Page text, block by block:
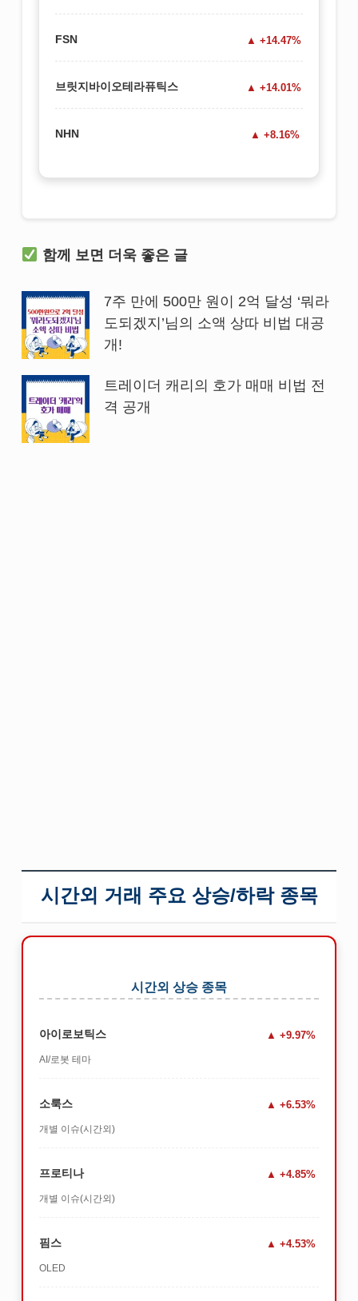
FSN +14.47%
브릿지바이오테라퓨틱스 +14.01%
NHN +8.16%
함께 보면 더욱 좋은 글
7주 만에 500만 원이 2억 달성 ‘뭐라
도되겠지’님의 소액 상따 비법 대공
개!
트레이더 캐리의 호가 매매 비법 전
격 공개
시간외 거래 주요 상승/하락 종목
시간외 상승 종목
아이로보틱스
AI/로봇 테마
+9.97%
소룩스
개별 이슈(시간외)
+6.53%
프로티나
개별 이슈(시간외)
+4.85%
핌스
OLED
+4.53%